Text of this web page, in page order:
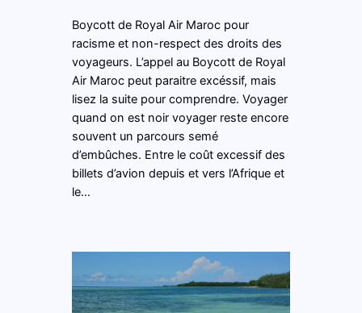
Boycott de Royal Air Maroc pour
racisme et non-respect des droits des
voyageurs. L’appel au Boycott de Royal
Air Maroc peut paraitre excéssif, mais
lisez la suite pour comprendre. Voyager
quand on est noir voyager reste encore
souvent un parcours semé
d’embûches. Entre le coût excessif des
billets d’avion depuis et vers l’Afrique et
le…